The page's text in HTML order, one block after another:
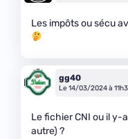
Les impôts ou sécu
gg40
Le 14/03/2024 à
Le fichier CNI ou il y-
autre) ?